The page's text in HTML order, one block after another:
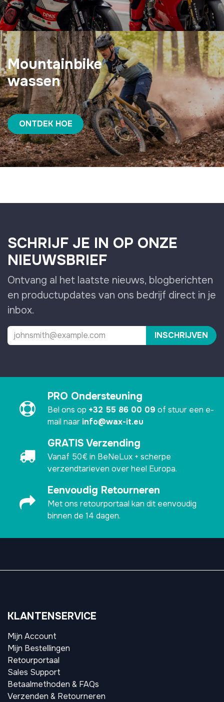
Mountainbike
wassen
ONTDEK HOE
SCHRIJF JE IN OP ONZE
NIEUWSBRIEF
Ontvang al het laatste nieuws, blogberichten
en productupdates van ons bedrijf direct in je
inbox.
INSCHRIJVEN
PRO Ondersteuning
Bel ons op +32 55 86 00 09 of stuur een e-
mail naar info@wax-it.eu
GRATIS Verzending
Vanaf 50€ in BeNeLux + scherpe
verzendtarieven over heel Europa.
Eenvoudig Retourneren
Met ons retourportaal kan dit eenvoudig
binnen de 14 dagen.
KLANTENSERVICE
Mijn Account
Mijn Bestellingen
Retourportaal
Sales Support
Betaalmethoden & FAQs
Verzenden & Retourneren